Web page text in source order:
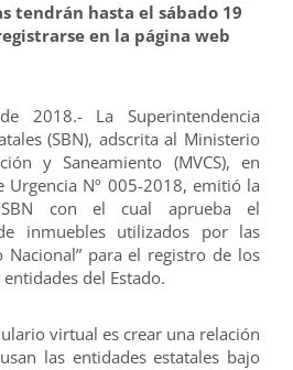
tendrán hasta el sábado 19
en la página web
2018.- La Superintendencia
(SBN), adscrita al Ministerio
y Saneamiento (MVCS), en
Urgencia Nº 005-2018, emitió la
SBN con el cual aprueba el
inmuebles utilizados por las
Nacional” para el registro de los
del Estado.
virtual es crear una relación
las entidades estatales bajo